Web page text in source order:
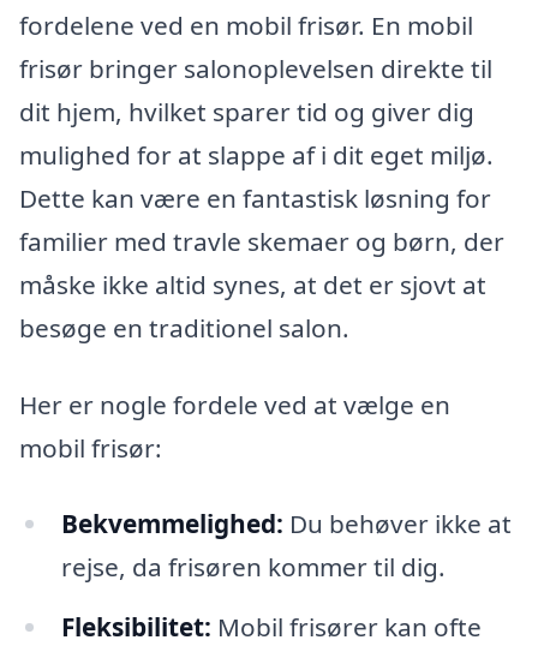
fordelene ved en mobil frisør. En mobil
frisør bringer salonoplevelsen direkte til
dit hjem, hvilket sparer tid og giver dig
mulighed for at slappe af i dit eget miljø.
Dette kan være en fantastisk løsning for
familier med travle skemaer og børn, der
måske ikke altid synes, at det er sjovt at
besøge en traditionel salon.
Her er nogle fordele ved at vælge en
mobil frisør:
Bekvemmelighed: Du behøver ikke at
rejse, da frisøren kommer til dig.
Fleksibilitet: Mobil frisører kan ofte